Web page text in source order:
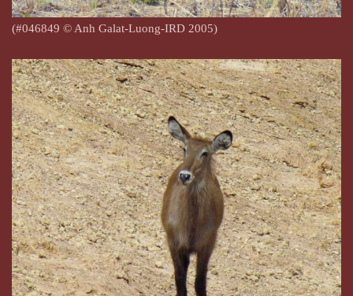
(#046849 © Anh Galat-Luong-IRD 2005)